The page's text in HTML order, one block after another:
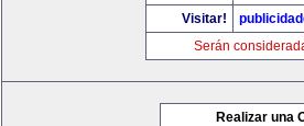
Visitar!
Serán
Realizar una